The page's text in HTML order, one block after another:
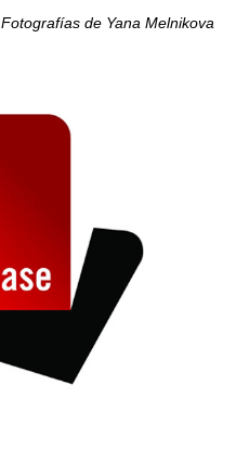
Fotografías de Yana Melnikova